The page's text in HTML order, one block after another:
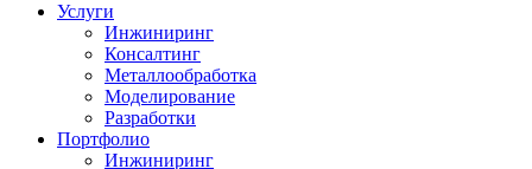
Услуги
Инжиниринг
Консалтинг
Металлообработка
Моделирование
Разработки
Портфолио
Инжиниринг